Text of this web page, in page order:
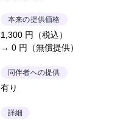
本来の提供価格
1,300 円（税込）
→ 0 円（無償提供）
同伴者への提供
有り
詳細